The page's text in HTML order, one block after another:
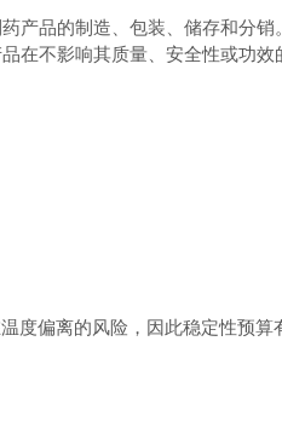
产品的制造、包装、储存和分
不影响其质量、安全性或功效
度偏离的风险，因此稳定性预算